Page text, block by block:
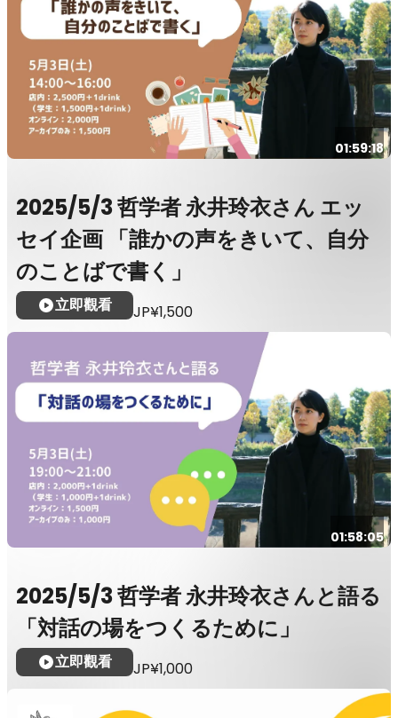
01:59:18
2025/5/3 哲学者 永井玲衣さん エッ
セイ企画 「誰かの声をきいて、自分
のことばで書く」
立即觀看 JP¥1,500
01:58:05
2025/5/3 哲学者 永井玲衣さんと語る
「対話の場をつくるために」
立即觀看 JP¥1,000